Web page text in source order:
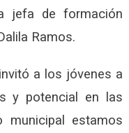
jefa de formación
Ramos.
a los jóvenes a
y potencial en las
municipal estamos